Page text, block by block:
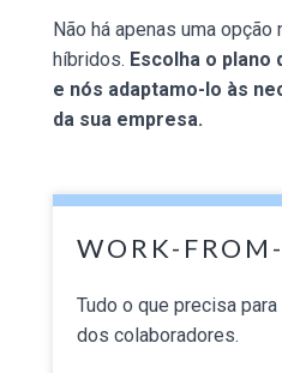
Não há apenas uma
híbridos. Escolha o plano
e nós adaptamo-lo às
da sua empresa.
WORK-
Tudo o que precisa
dos colaboradores.